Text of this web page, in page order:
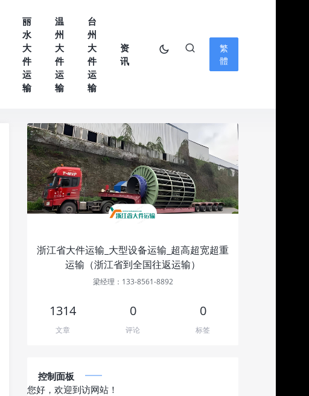
丽
水
大
件
运
输
温
州
大
件
运
输
台
州
大
件
运
输
资
讯
繁
體
浙江省大件运输_大型设备运输_超高超宽超重
运输（浙江省到全国往返运输）
梁经理：133-8561-8892
1314
文章
0
评论
0
标签
控制面板
您好，欢迎到访网站！